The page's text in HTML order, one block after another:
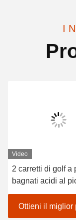
I
Video
2 carretti di golf a
bagnati acidi al
dei sedili/golf con
elettrico
Ottieni il miglior